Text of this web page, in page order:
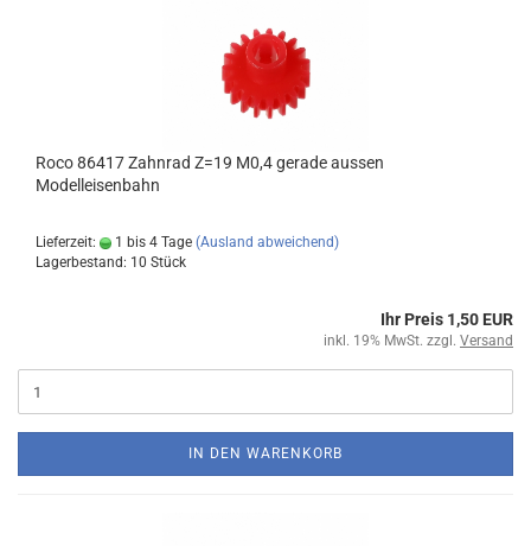
Roco 86417 Zahnrad Z=19 M0,4 gerade aussen
Modelleisenbahn
Lieferzeit: 1 bis 4 Tage (Ausland abweichend)
Lagerbestand: 10 Stück
Ihr Preis 1,50 EUR
inkl. 19% MwSt. zzgl. Versand
IN DEN WARENKORB